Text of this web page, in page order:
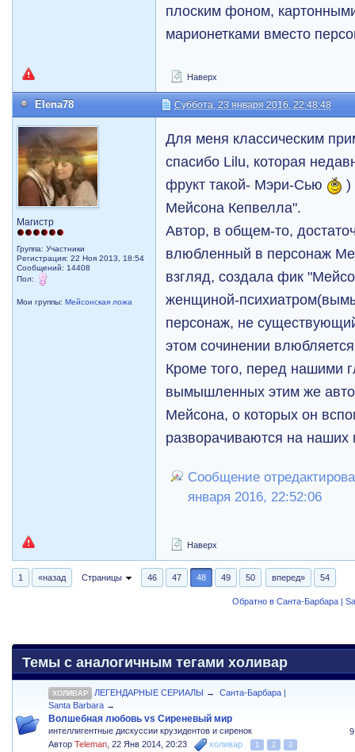
плоским фоном,
марионетками вместо
Наверх
Elena78 Суббота, 23 января 2016, 22:48:48
Магистр
Группа: Участники
Регистрация: 22 Ноя 2013, 18:54
Сообщений: 14408
Пол:
Мои группы:Мейсонская ложа
Для меня классическим
спасибо Lilu, которая
фрукт такой- Мэри-Сью
)
Мейсона Кепвелла".
Автор, в общем-то,
влюбленный в персонаж
взгляд, создала фик
женщиной-
персонаж, не
этом сочинении
Кроме того, перед нашими
вымышленных этим же
Мейсона, о которых он
разворачиваются на наших
Сообщение
января 2016, 22:52:06
Наверх
1 «назад Страницы 46 47 48 49 50 вперед» 54
Обратно в Санта-Барбара |
Темы с аналогичным тегами холивар
ХОЛИВАР ЛЕГЕНДАРНЫЕ СЕРИАЛЫ →
Санта-Барбара |
Santa Barbara →
Волшебная любовь vs Сиреневый мир
интеллигентные дискуссии крузидентов и сиренок
АвторTeleman ,22 Янв 2014, 20:23 холивар 1 2
3